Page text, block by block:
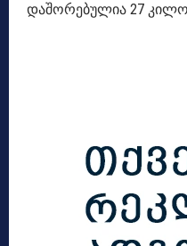
დაშორებულია 27